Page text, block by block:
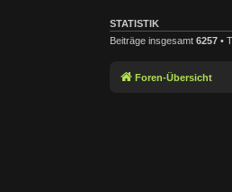
STATISTIK
Beiträge insgesamt 6257 •
Foren-Übersicht